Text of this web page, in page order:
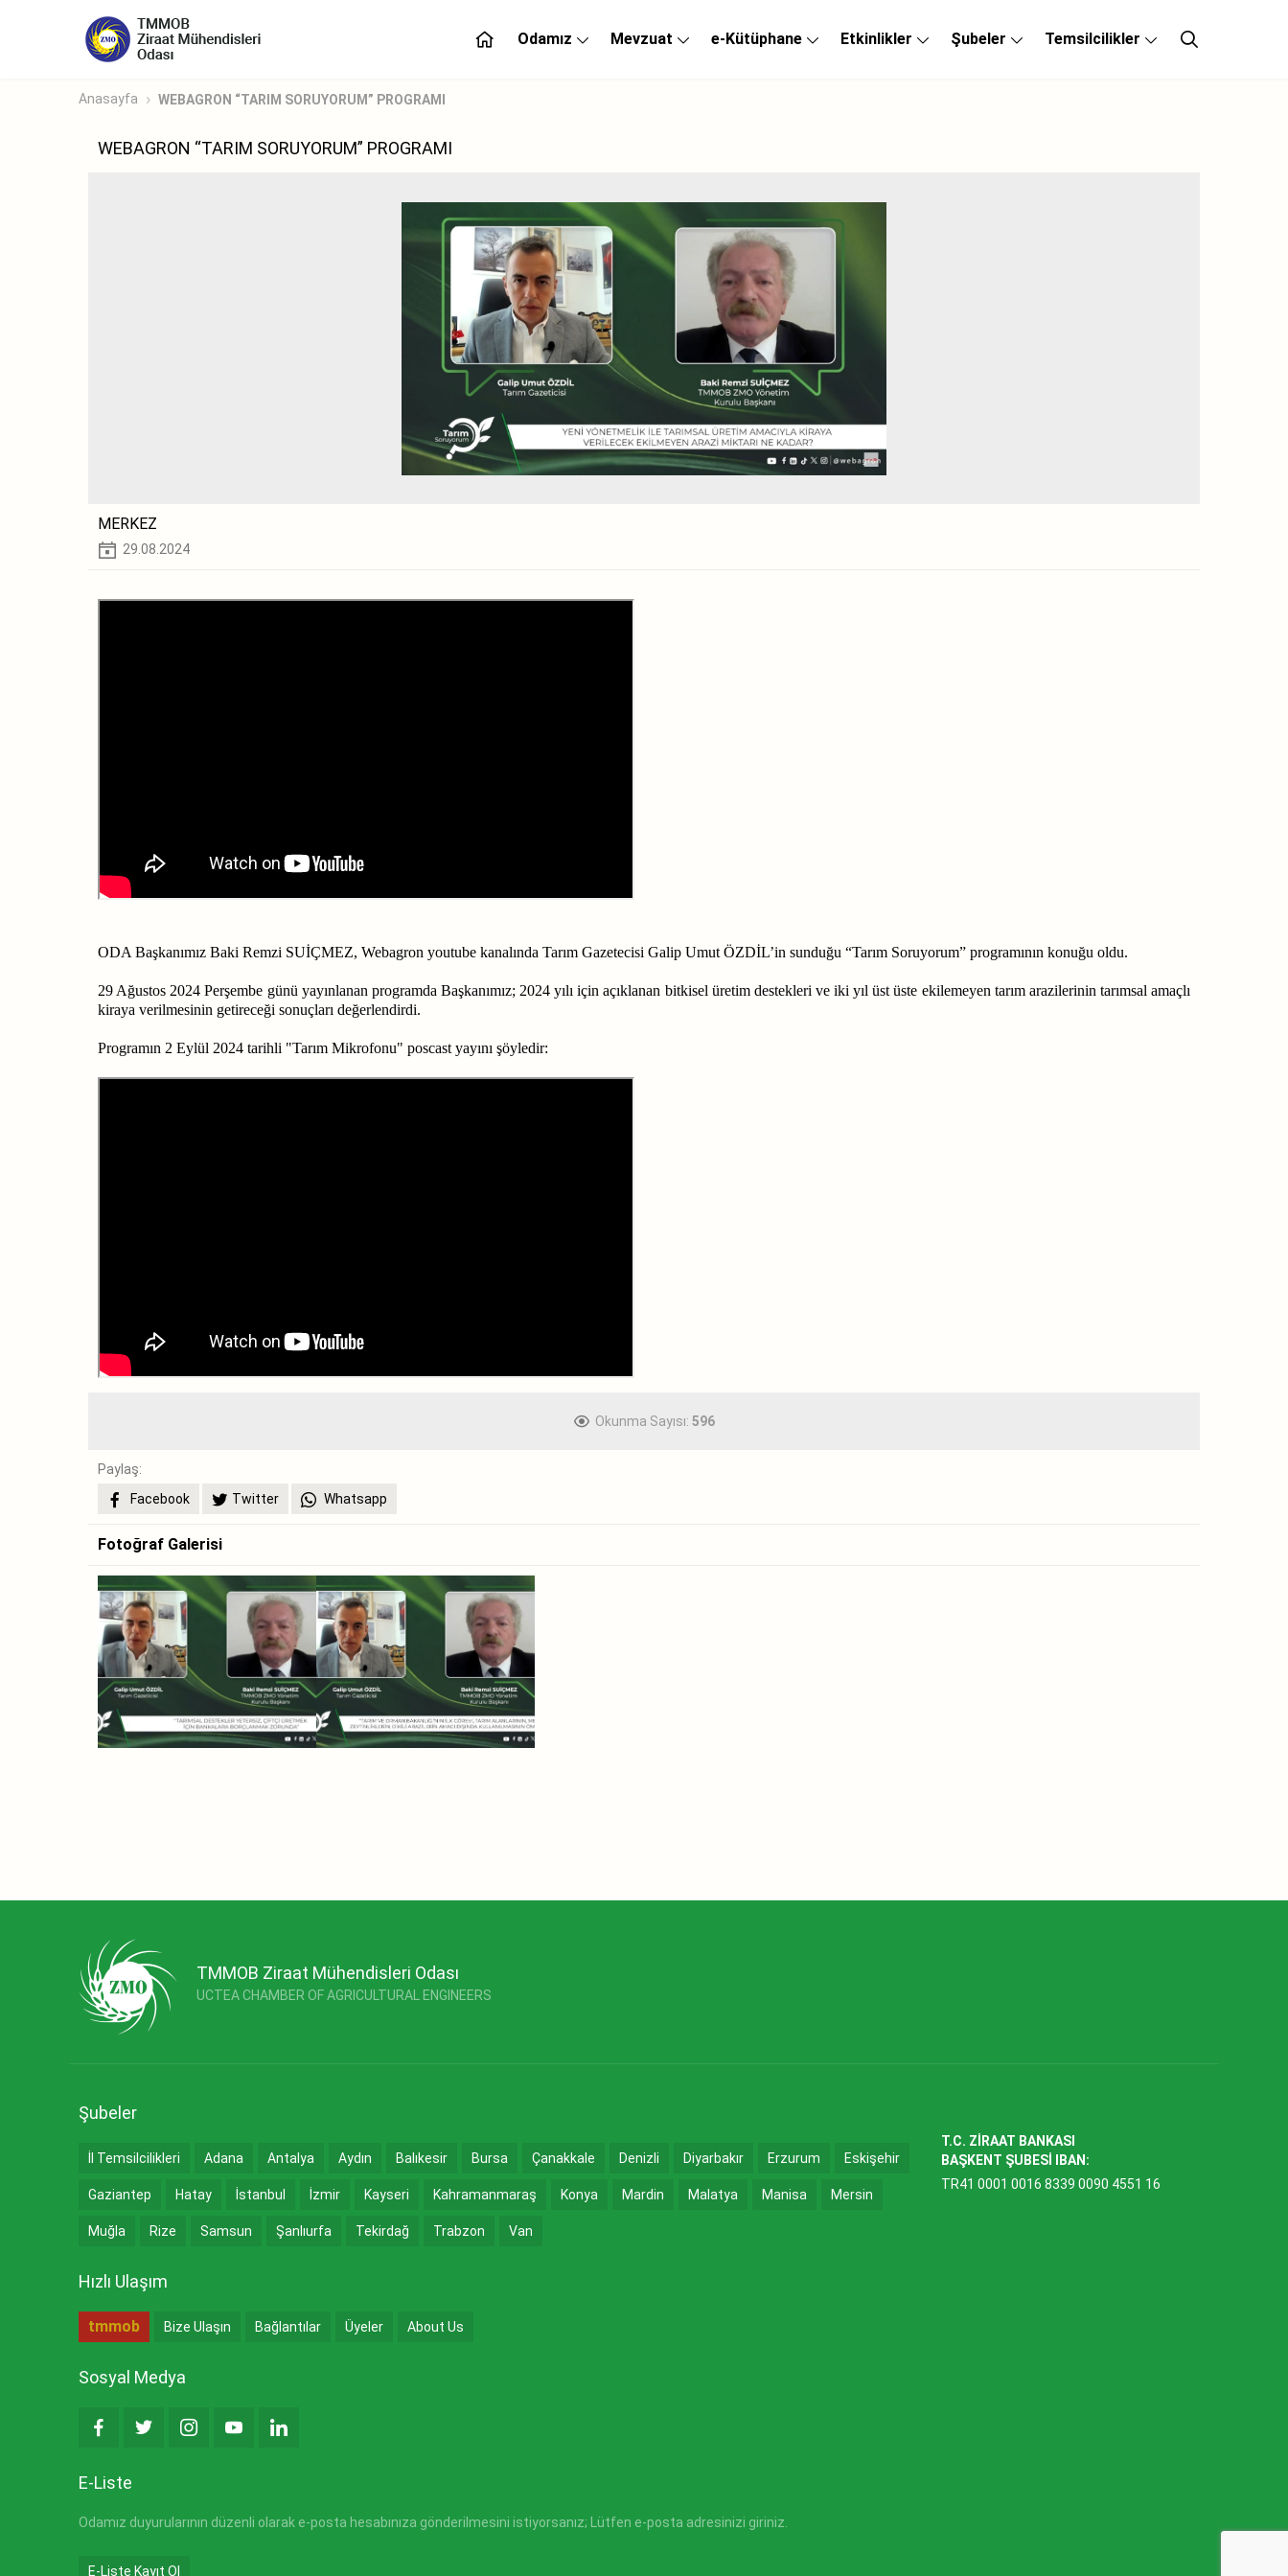
Odamız Mevzuat e-Kütüphane Etkinlikler Şubeler Temsilcilikler
Anasayfa WEBAGRON “TARIM SORUYORUM” PROGRAMI
WEBAGRON “TARIM SORUYORUM” PROGRAMI
MERKEZ
29.08.2024
ODA Başkanımız Baki Remzi SUİÇMEZ, Webagron youtube kanalında Tarım Gazetecisi Galip Umut ÖZDİL’in sunduğu “Tarım Soruyorum” programının konuğu oldu.
29 Ağustos 2024 Perşembe günü yayınlanan programda Başkanımız; 2024 yılı için açıklanan bitkisel üretim destekleri ve iki yıl üst üste ekilemeyen tarım arazilerinin tarımsal amaçlı
kiraya verilmesinin getireceği sonuçları değerlendirdi.
Programın 2 Eylül 2024 tarihli "Tarım Mikrofonu" poscast yayını şöyledir:
Okunma Sayısı: 596
Paylaş:
Facebook
Twitter Whatsapp
Fotoğraf Galerisi
TMMOB Ziraat Mühendisleri Odası
UCTEA CHAMBER OF AGRICULTURAL ENGINEERS
Şubeler
İl Temsilcilikleri Adana Antalya Aydın Balıkesir Bursa Çanakkale Denizli Diyarbakır Erzurum Eskişehir
Gaziantep Hatay İstanbul İzmir Kayseri Kahramanmaraş Konya Mardin Malatya Manisa Mersin
Muğla Rize Samsun Şanlıurfa Tekirdağ Trabzon Van
Hızlı Ulaşım
tmmob Bize Ulaşın Bağlantılar Üyeler About Us
Sosyal Medya
E-Liste
Odamız duyurularının düzenli olarak e-posta hesabınıza gönderilmesini istiyorsanız; Lütfen e-posta adresinizi giriniz.
E-Liste Kayıt Ol
T.C. ZİRAAT BANKASI
BAŞKENT ŞUBESİ IBAN:
TR41 0001 0016 8339 0090 4551 16